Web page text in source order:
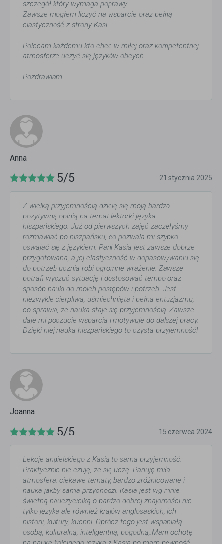
szczegół który wymaga poprawy.
Zawsze mogłem liczyć na wsparcie oraz pełną
elastyczność z strony Kasi.
Polecam każdemu kto chce w miłej oraz kompetentnej
atmosferze uczyć się języków obcych.
Pozdrawiam.
Anna
5/5 21 stycznia 2025
Z wielką przyjemnością dzielę się moją bardzo
pozytywną opinią na temat lektorki języka
hiszpańskiego. Już od pierwszych zajęć zaczęłyśmy
rozmawiać po hiszpańsku, co pozwala mi szybko
oswajać się z językiem. Pani Kasia jest zawsze dobrze
przygotowana, a jej elastyczność w dopasowywaniu się
do potrzeb ucznia robi ogromne wrażenie. Zawsze
potrafi wyczuć sytuację i dostosować tempo oraz
sposób nauki do moich postępów i potrzeb. Jest
niezwykle cierpliwa, uśmiechnięta i pełna entuzjazmu,
co sprawia, że nauka staje się przyjemnością. Zawsze
daje mi poczucie wsparcia i motywuje do dalszej pracy.
Dzięki niej nauka hiszpańskiego to czysta przyjemność!
Joanna
5/5 15 czerwca 2024
Lekcje angielskiego z Kasią to sama przyjemność.
Praktycznie nie czuję, że się uczę. Panuję miła
atmosfera, ciekawe tematy, bardzo zróżnicowane i
nauka jakby sama przychodzi. Kasia jest wg mnie
świetną nauczycielką o bardzo dobrej znajomości nie
tylko języka ale również krajów anglosaskich, ich
historii, kultury, kuchni. Oprócz tego jest wspaniałą
osobą, kulturalną, inteligentną, pogodną,.Mam ochotę